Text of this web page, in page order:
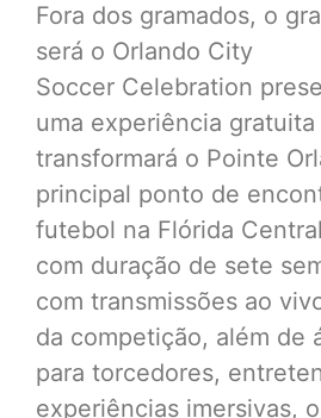
Fora dos gramados, o
será o Orlando City
Soccer Celebration
uma experiência gratuita
transformará o Pointe
principal ponto de
futebol na Flórida
com duração de sete
com transmissões ao
da competição, além de
para torcedores,
experiências imersivas,